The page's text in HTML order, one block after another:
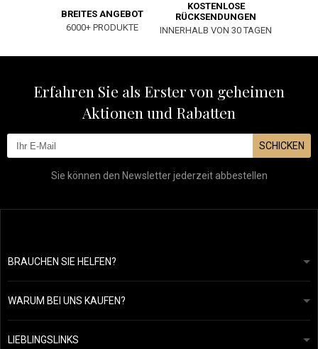
BREITES ANGEBOT
6000+ PRODUKTE
KOSTENLOSE
RÜCKSENDUNGEN
INNERHALB VON 30 TAGEN
Erfahren Sie als Erster von geheimen
Aktionen und Rabatten
SCHICKEN
Sie können den Newsletter jederzeit abbestellen
BRAUCHEN SIE HELFEN?
info@mapeja.de
Wir werden innerhalb von 24 Stunden antworten.
WARUM BEI UNS KAUFEN?
Allgemeine geschäftsbedingungen
Datenschutzerklärung
Übersicht über Zahlungen und Versand
Rückgabe von Waren
LIEBLINGSLINKS
Unsere Geschichte